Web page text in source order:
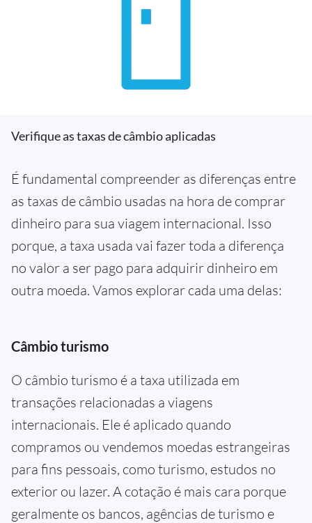
Verifique as taxas de câmbio aplicadas
É fundamental compreender as diferenças entre
as taxas de câmbio usadas na hora de comprar
dinheiro para sua viagem internacional. Isso
porque, a taxa usada vai fazer toda a diferença
no valor a ser pago para adquirir dinheiro em
outra moeda. Vamos explorar cada uma delas:
Câmbio turismo
O câmbio turismo é a taxa utilizada em
transações relacionadas a viagens
internacionais. Ele é aplicado quando
compramos ou vendemos moedas estrangeiras
para fins pessoais, como turismo, estudos no
exterior ou lazer. A cotação é mais cara porque
geralmente os bancos, agências de turismo e